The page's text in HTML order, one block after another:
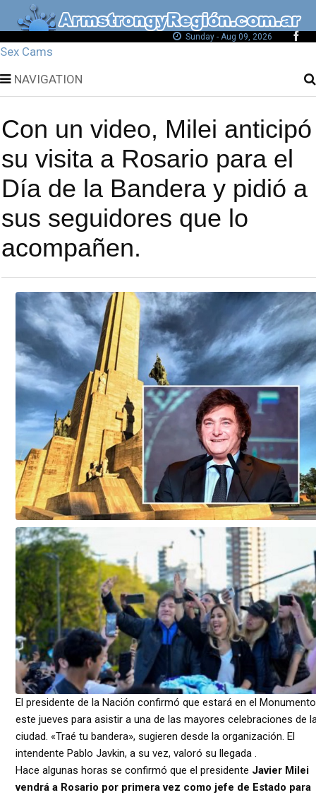
Sunday - Aug 09, 2026
Sex Cams
NAVIGATION
Con un video, Milei anticipó
su visita a Rosario para el
Día de la Bandera y pidió a
sus seguidores que lo
acompañen.
El presidente de la Nación confirmó que estará en el Monumento
este jueves para asistir a una de las mayores celebraciones de
ciudad. «Traé tu bandera», sugieren desde la organización. El
intendente Pablo Javkin, a su vez, valoró su llegada .
Hace algunas horas se confirmó que el presidente Javier Milei
vendrá a Rosario por primera vez como jefe de Estado para